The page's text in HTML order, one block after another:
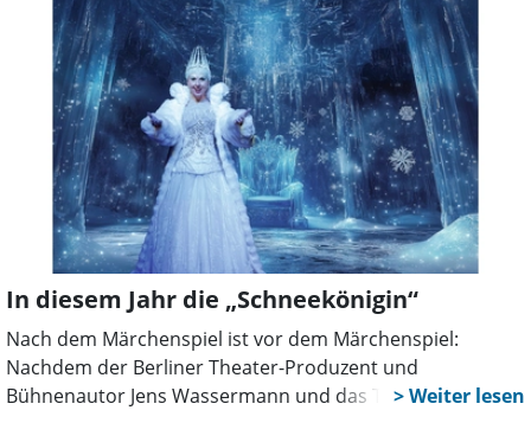
In diesem Jahr die „Schneekönigin“
Nach dem Märchenspiel ist vor dem Märchenspiel:
Nachdem der Berliner Theater-Produzent und
Bühnenautor Jens Wassermann und das Team des